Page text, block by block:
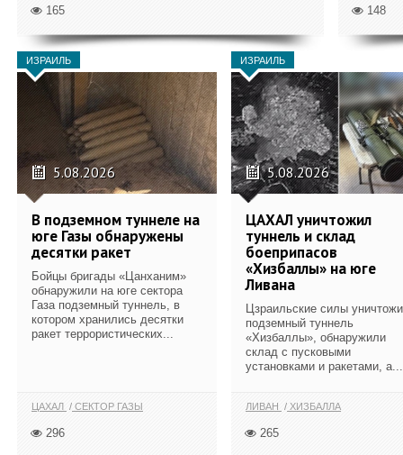
165 148
ИЗРАИЛЬ
5.08.2026
В подземном туннеле на
юге Газы обнаружены
десятки ракет
Бойцы бригады «Цанханим»
обнаружили на юге сектора
Газа подземный туннель, в
котором хранились десятки
ракет террористических...
ЦАХАЛ СЕКТОР ГАЗЫ
296
ИЗРАИЛЬ
5.08.2026
ЦАХАЛ уничтожил
туннель и склад
боеприпасов
«Хизбаллы» на юге
Ливана
Цзраильские силы
подземный туннель
«Хизбаллы», обнаружили
склад с пусковыми
установками и ракетами, а...
ЛИВАН ХИЗБАЛЛА
265